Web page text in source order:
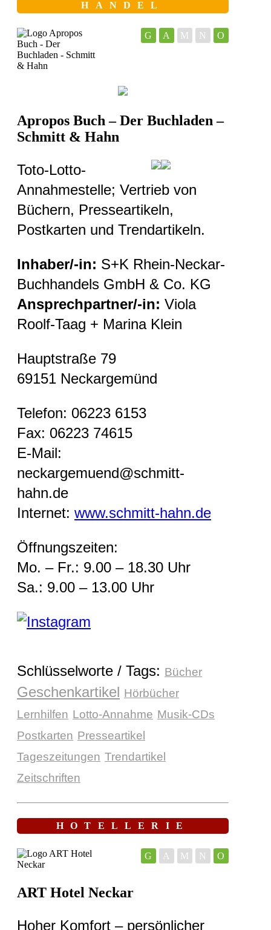
HANDEL
O
N
M
A
G
Apropos Buch – Der Buchladen –
Schmitt & Hahn
Toto-Lotto-
Annahmestelle; Vertrieb von
Büchern, Presseartikeln,
Postkarten und Trendartikeln.
Inhaber/-in: S+K Rhein-Neckar-
Buchhandels GmbH & Co. KG
Ansprechpartner/-in: Viola
Roolf-Taag + Marina Klein
Hauptstraße 79
69151 Neckargemünd
Telefon: 06223 6153
Fax: 06223 74615
E-Mail:
neckargemuend@schmitt-
hahn.de
Internet: www.schmitt-hahn.de
Öffnungszeiten:
Mo. – Fr.: 9.00 – 18.30 Uhr
Sa.: 9.00 – 13.00 Uhr
Schlüsselworte / Tags: Bücher
Geschenkartikel Hörbücher
Lernhilfen Lotto-Annahme Musik-CDs
Postkarten Presseartikel
Tageszeitungen Trendartikel
Zeitschriften
HOTELLERIE
O
N
M
A
G
ART Hotel Neckar
Hoher Komfort – persönlicher